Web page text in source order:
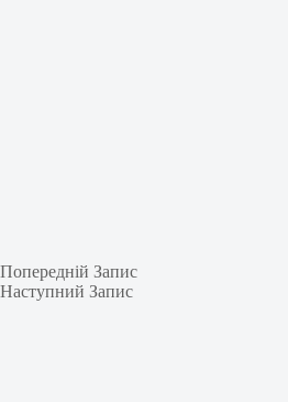
Попередній Запис
Наступний Запис